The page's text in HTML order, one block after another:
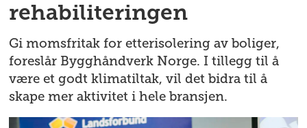
rehabiliteringen
Gi momsfritak for etterisolering av boliger,
foreslår Bygghåndverk Norge. I tillegg til å
være et godt klimatiltak, vil det bidra til å
skape mer aktivitet i hele bransjen.